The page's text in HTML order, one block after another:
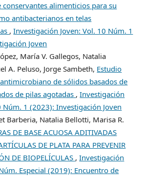
conservantes alimenticios para su
antibacterianos en telas
,Investigación Joven: Vol. 10 Núm. 1
Joven
María V. Gallegos, Natalia
A. Peluso, Jorge Sambeth, Estudio
de sólidos basados de
de pilas agotadas ,Investigación
Núm. 1 (2023): Investigación Joven
Barberia, Natalia Bellotti, Marisa R.
DE BASE ACUOSA ADITIVADAS
DE PLATA PARA PREVENIR
DE BIOPELÍCULAS ,Investigación
Especial (2019): Encuentro de